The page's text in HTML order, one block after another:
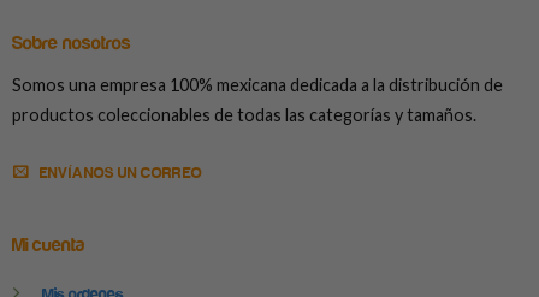
Sobre nosotros
Somos una empresa 100% mexicana dedicada a la distribución de
productos coleccionables de todas las categorías y tamaños.
ENVÍANOS UN CORREO
Mi cuenta